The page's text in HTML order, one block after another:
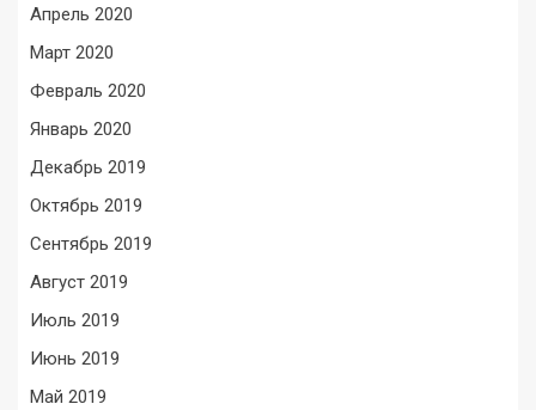
Апрель 2020
Март 2020
Февраль 2020
Январь 2020
Декабрь 2019
Октябрь 2019
Сентябрь 2019
Август 2019
Июль 2019
Июнь 2019
Май 2019